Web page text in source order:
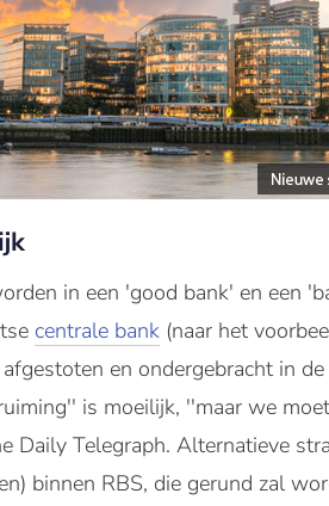
in een 'good bank' en een
centrale bank (naar het
en ondergebracht in
is moeilijk, ''maar we
Daily Telegraph. Alternatieve
binnen RBS, die gerund zal